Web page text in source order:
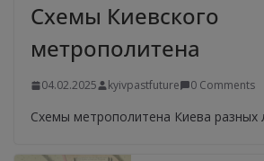
Схемы Киевского
метрополитена
04.02.2025 kyivpastfuture 0 Comments
Схемы метрополитена Киева разных